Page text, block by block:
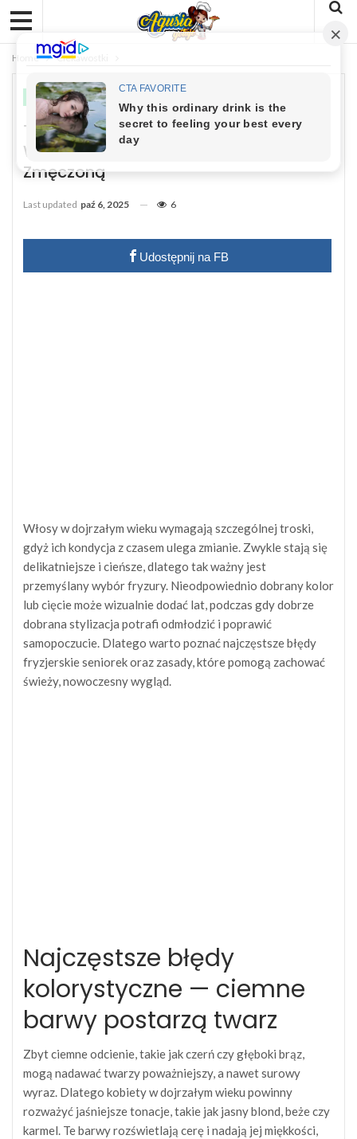
Home Ciekawostki
CIEKAWOSTKI ZDROWIE
Ta Fryzura Postarza Każdą Seniorkę.
Właśnie Przez Nią Twarz Wygląda Na
Zmęczoną
Last updated paź 6, 2025 6
Udostępnij na FB
Włosy w dojrzałym wieku wymagają szczególnej troski,
gdyż ich kondycja z czasem ulega zmianie. Zwykle stają się
delikatniejsze i cieńsze, dlatego tak ważny jest
przemyślany wybór fryzury. Nieodpowiednio dobrany kolor
lub cięcie może wizualnie dodać lat, podczas gdy dobrze
dobrana stylizacja potrafi odmłodzić i poprawić
samopoczucie. Dlatego warto poznać najczęstsze błędy
fryzjerskie seniorek oraz zasady, które pomogą zachować
świeży, nowoczesny wygląd.
Najczęstsze błędy
kolorystyczne — ciemne
barwy postarzą twarz
Zbyt ciemne odcienie, takie jak czerń czy głęboki brąz,
mogą nadawać twarzy poważniejszy, a nawet surowy
wyraz. Dlatego kobiety w dojrzałym wieku powinny
rozważyć jaśniejsze tonacje, takie jak jasny blond, beże czy
karmel. Te barwy rozświetlają cerę i nadają jej miękkości,